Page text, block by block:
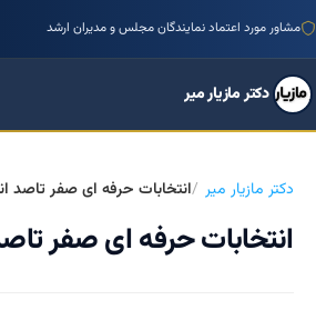
مشاور مورد اعتماد نمایندگان مجلس و مدیران ارشد
دکتر مازیار میر
دکتر مازیار میر انتخابات حرفه ای صفر تاصد
انتخابات حرفه ای صفر